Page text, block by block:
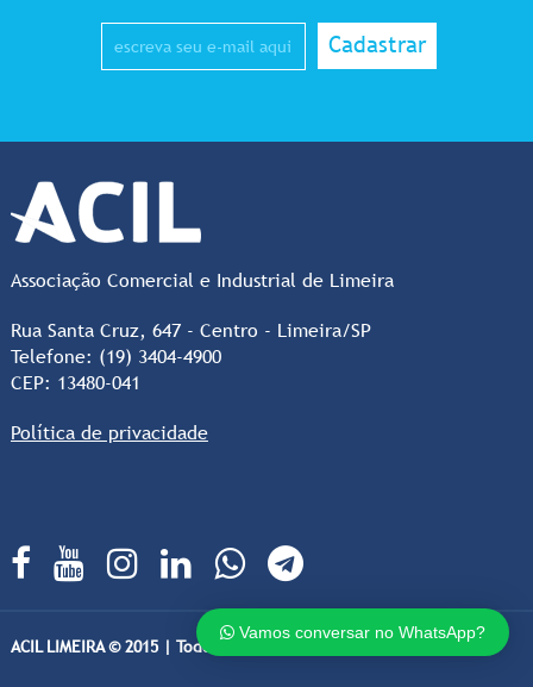
Cadastrar
Associação Comercial e Industrial de Limeira
Rua Santa Cruz, 647 - Centro - Limeira/SP
Telefone: (19) 3404-4900
CEP: 13480-041
Política de privacidade
ACIL LIMEIRA © 2015 | Todos os direitos Reservados
Vamos conversar no WhatsApp?